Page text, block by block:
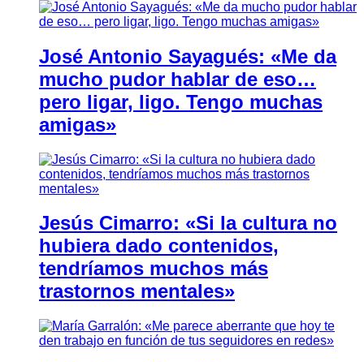
José Antonio Sayagués: «Me da
mucho pudor hablar de eso…
pero ligar, ligo. Tengo muchas
amigas»
Jesús Cimarro: «Si la cultura no
hubiera dado contenidos,
tendríamos muchos más
trastornos mentales»